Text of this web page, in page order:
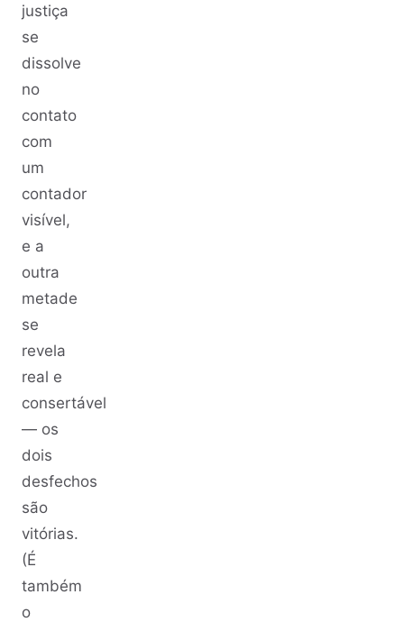
justiça
se
dissolve
no
contato
com
um
contador
visível,
e a
outra
metade
se
revela
real e
consertável
— os
dois
desfechos
são
vitórias.
(É
também
o